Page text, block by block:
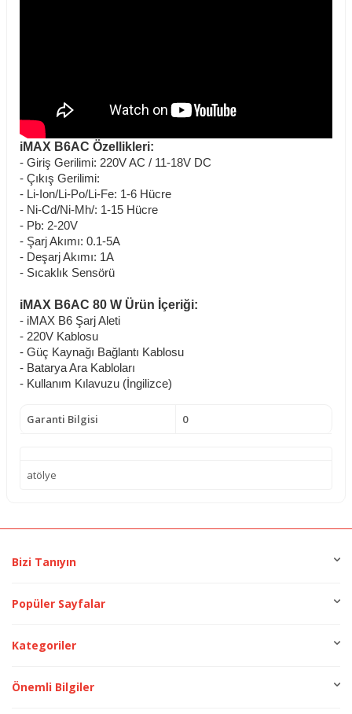
iMAX B6AC Özellikleri:
- Giriş Gerilimi: 220V AC / 11-18V DC
- Çıkış Gerilimi:
- Li-Ion/Li-Po/Li-Fe: 1-6 Hücre
- Ni-Cd/Ni-Mh/: 1-15 Hücre
- Pb: 2-20V
- Şarj Akımı: 0.1-5A
- Deşarj Akımı: 1A
- Sıcaklık Sensörü
iMAX B6AC 80 W Ürün İçeriği:
- iMAX B6 Şarj Aleti
- 220V Kablosu
- Güç Kaynağı Bağlantı Kablosu
- Batarya Ara Kabloları
- Kullanım Kılavuzu (İngilizce)
Garanti Bilgisi 0
atölye
Bizi Tanıyın
Popüler Sayfalar
Kategoriler
Önemli Bilgiler